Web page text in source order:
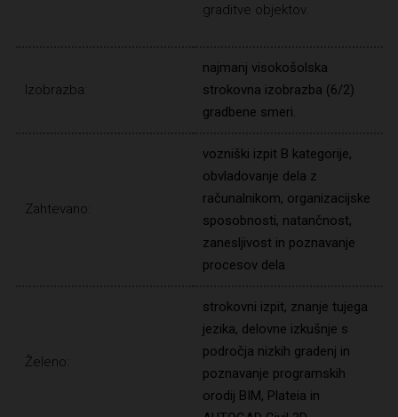
graditve objektov.
Izobrazba:
najmanj visokošolska
strokovna izobrazba (6/2)
gradbene smeri.
Zahtevano:
vozniški izpit B kategorije,
obvladovanje dela z
računalnikom, organizacijske
sposobnosti, natančnost,
zanesljivost in poznavanje
procesov dela
Želeno:
strokovni izpit, znanje tujega
jezika, delovne izkušnje s
področja nizkih gradenj in
poznavanje programskih
orodij BIM, Plateia in